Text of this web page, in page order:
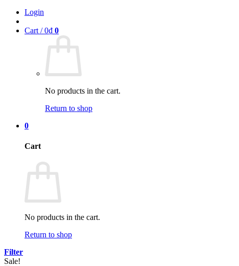
Login
Cart /0₫ 0
No products in the cart.
Return to shop
0
Cart
No products in the cart.
Return to shop
Filter
Sale!